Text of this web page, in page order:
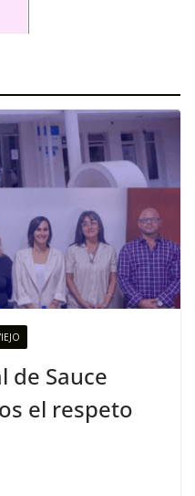
de Sauce
el respeto